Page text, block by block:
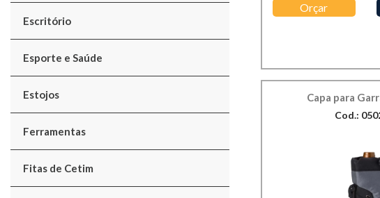
Escritório
Esporte e Saúde
Estojos
Ferramentas
Fitas de Cetim
Orçar
Capa para
Cod.: